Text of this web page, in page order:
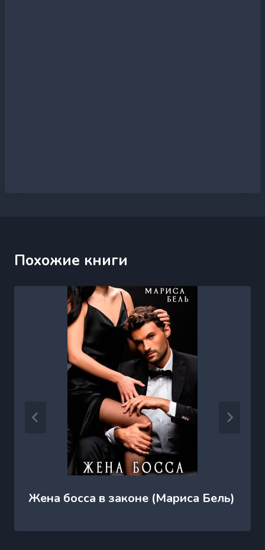
Похожие книги
Жена босса в законе (Мариса Бель)